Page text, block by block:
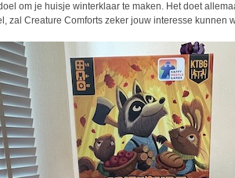
om je huisje winterklaar te maken. Het doet
zal Creature Comforts zeker jouw interesse kunnen